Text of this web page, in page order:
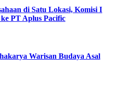
di Satu Lokasi, Komisi I
PT Aplus Pacific
Warisan Budaya Asal